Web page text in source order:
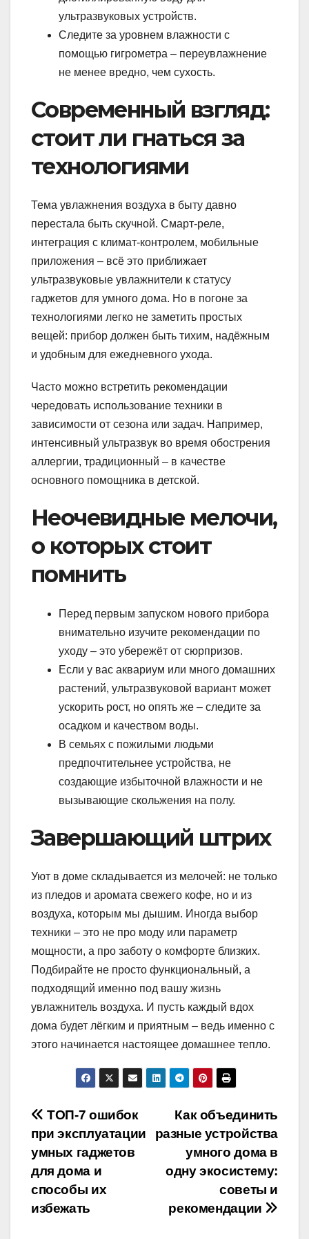
ультразвуковых устройств.
Следите за уровнем влажности с
помощью гигрометра – переувлажнение
не менее вредно, чем сухость.
Современный взгляд:
стоит ли гнаться за
технологиями
Тема увлажнения воздуха в быту давно
перестала быть скучной. Смарт-реле,
интеграция с климат-контролем, мобильные
приложения – всё это приближает
ультразвуковые увлажнители к статусу
гаджетов для умного дома. Но в погоне за
технологиями легко не заметить простых
вещей: прибор должен быть тихим, надёжным
и удобным для ежедневного ухода.
Часто можно встретить рекомендации
чередовать использование техники в
зависимости от сезона или задач. Например,
интенсивный ультразвук во время обострения
аллергии, традиционный – в качестве
основного помощника в детской.
Неочевидные мелочи,
о которых стоит
помнить
Перед первым запуском нового прибора
внимательно изучите рекомендации по
уходу – это убережёт от сюрпризов.
Если у вас аквариум или много домашних
растений, ультразвуковой вариант может
ускорить рост, но опять же – следите за
осадком и качеством воды.
В семьях с пожилыми людьми
предпочтительнее устройства, не
создающие избыточной влажности и не
вызывающие скольжения на полу.
Завершающий штрих
Уют в доме складывается из мелочей: не только
из пледов и аромата свежего кофе, но и из
воздуха, которым мы дышим. Иногда выбор
техники – это не про моду или параметр
мощности, а про заботу о комфорте близких.
Подбирайте не просто функциональный, а
подходящий именно под вашу жизнь
увлажнитель воздуха. И пусть каждый вдох
дома будет лёгким и приятным – ведь именно с
этого начинается настоящее домашнее тепло.
Навигация
по
записям
Как объединить
разные устройства
умного дома в
одну экосистему:
советы и
рекомендации
ТОП-7 ошибок
при эксплуатации
умных гаджетов
для дома и
способы их
избежать